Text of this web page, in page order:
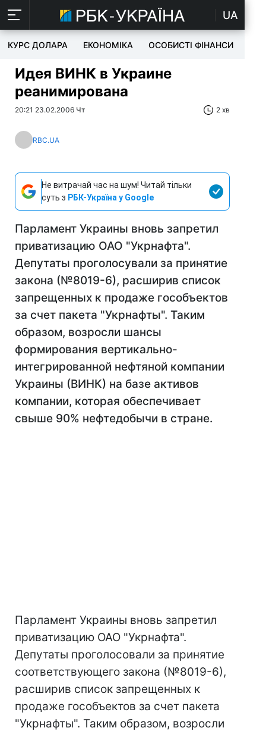
UA
КУРС ДОЛАРА ЕКОНОМІКА ОСОБИСТІ ФІНАНСИ
Идея ВИНК в Украине
реанимирована
20:21 23.02.2006 Чт 2 хв
RBC.UA
Не витрачай час на шум! Читай тільки
суть з РБК-Україна у Google
Парламент Украины вновь запретил
приватизацию ОАО "Укрнафта".
Депутаты проголосували за принятие
закона (№8019-6), расширив список
запрещенных к продаже гособъектов
за счет пакета "Укрнафты". Таким
образом, возросли шансы
формирования вертикально-
интегрированной нефтяной компании
Украины (ВИНК) на базе активов
компании, которая обеспечивает
свыше 90% нефтедобычи в стране.
Парламент Украины вновь запретил
приватизацию ОАО "Укрнафта".
Депутаты проголосовали за принятие
соответствующего закона (№8019-6),
расширив список запрещенных к
продаже гособъектов за счет пакета
"Укрнафты". Таким образом, возросли